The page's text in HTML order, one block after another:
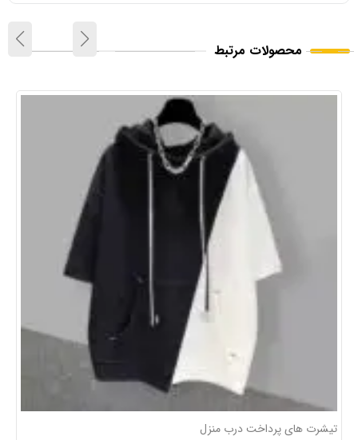
محصولات مرتبط
تیشرت های پرداخت درب منزل